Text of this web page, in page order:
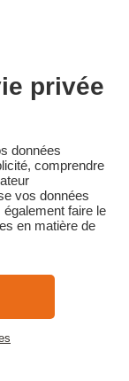
Plan du site
Réalisé par Sooyoos
99 33
privée
données
comprendre
vos données
faire le
en matière de